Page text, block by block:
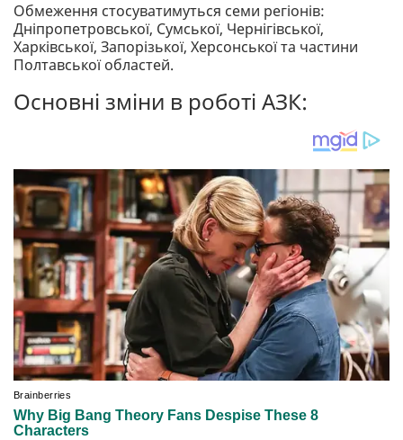
Обмеження стосуватимуться семи регіонів:
Дніпропетровської, Сумської, Чернігівської,
Харківської, Запорізької, Херсонської та частини
Полтавської областей.
Основні зміни в роботі АЗК: